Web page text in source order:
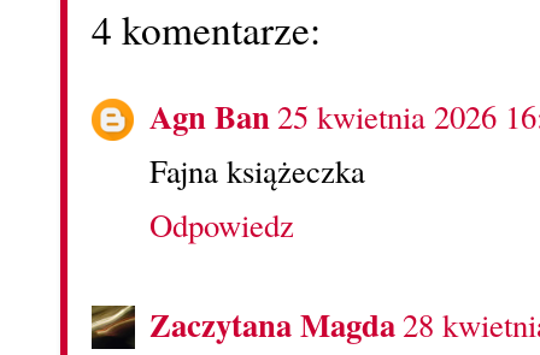
4 komentarze:
Agn Ban25 kwietnia 2026
Fajna książeczka
Odpowiedz
Zaczytana Magda28